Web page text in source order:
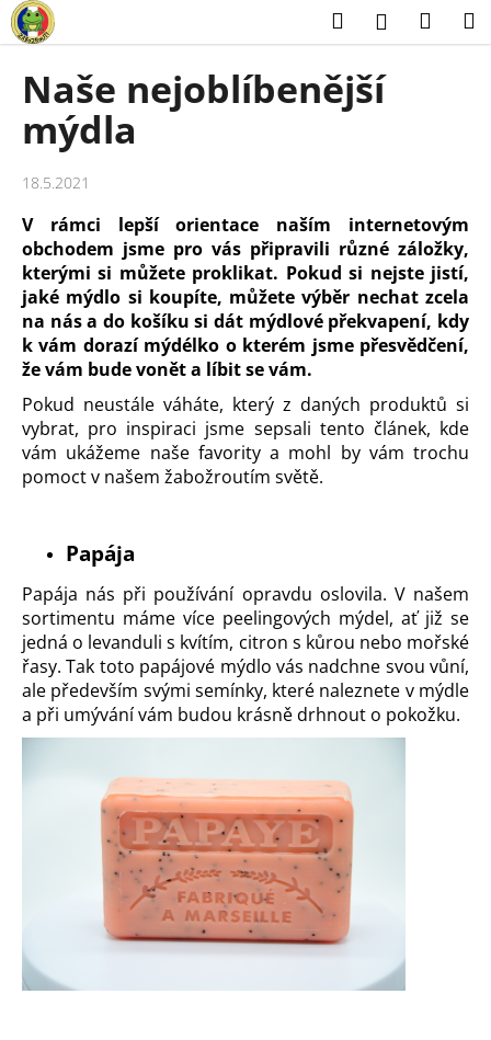
Přejít
na
obsah
HledatPřihlášení
Naše nejoblíbenější
mýdla
18.5.2021
V rámci lepší orientace naším internetovým
obchodem jsme pro vás připravili různé záložky,
kterými si můžete proklikat. Pokud si nejste jistí,
jaké mýdlo si koupíte, můžete výběr nechat zcela
na nás a do košíku si dát mýdlové překvapení, kdy
k vám dorazí mýdélko o kterém jsme přesvědčení,
že vám bude vonět a líbit se vám.
Pokud neustále váháte, který z daných produktů si
vybrat, pro inspiraci jsme sepsali tento článek, kde
vám ukážeme naše favority a mohl by vám trochu
pomoct v našem žabožroutím světě.
Papája
Papája nás při používání opravdu oslovila. V našem
sortimentu máme více peelingových mýdel, ať již se
jedná o levanduli s kvítím, citron s kůrou nebo mořské
řasy. Tak toto papájové mýdlo vás nadchne svou vůní,
ale především svými semínky, které naleznete v mýdle
a při umývání vám budou krásně drhnout o pokožku.
K
o
C
o
p
t
ř
e
b
u
j
e
t
e
n
t
?
HLEDAT
u
č